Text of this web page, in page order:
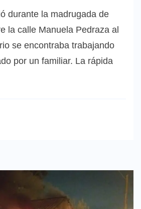
durante la madrugada de
la calle Manuela Pedraza al
se encontraba trabajando
por un familiar. La rápida